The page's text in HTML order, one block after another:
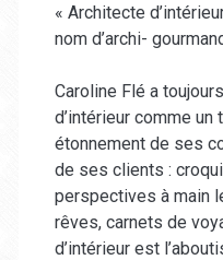
« Architecte
nom d’archi-
Caroline Flé a
d’intérieur comme un
étonnement de ses
de ses clients :
perspectives à main
rêves, carnets de
d’intérieur est